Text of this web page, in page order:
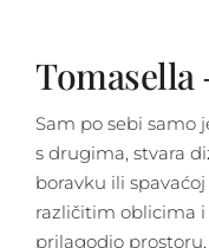
Tomasella
Sam po sebi samo
s drugima, stvara
boravku ili
različitim oblicima
prilagodio